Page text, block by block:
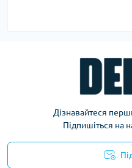
Дізнавайтеся
Підпишіться на